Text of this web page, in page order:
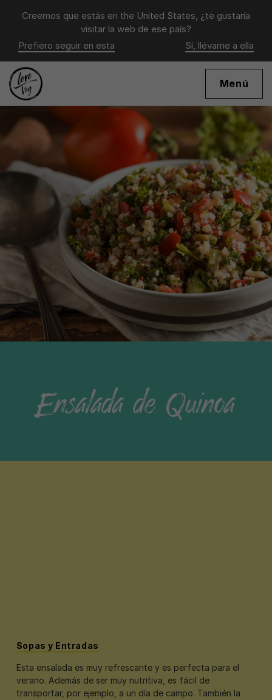
Creemos que estás en the United States, ¿te gustaría
visitar la web de ese país?
Prefiero seguir en esta
Sí, llévame a ella
Menú
Ensalada de Quinoa
Sopas y Entradas
Esta ensalada es muy refrescante y es perfecta para el
verano. Además de ser muy nutritiva, es fácil de
transportar, por ejemplo, a un día de campo. También la